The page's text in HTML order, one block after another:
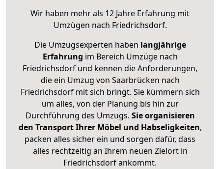
Wir haben mehr als 12 Jahre Erfahrung mit
Umzügen nach Friedrichsdorf.
Die Umzugsexperten haben langjährige
Erfahrung im Bereich Umzüge nach
Friedrichsdorf und kennen die Anforderungen,
die ein Umzug von Saarbrücken nach
Friedrichsdorf mit sich bringt. Sie kümmern sich
um alles, von der Planung bis hin zur
Durchführung des Umzugs. Sie organisieren
den Transport Ihrer Möbel und Habseligkeiten,
packen alles sicher ein und sorgen dafür, dass
alles rechtzeitig an Ihrem neuen Zielort in
Friedrichsdorf ankommt.